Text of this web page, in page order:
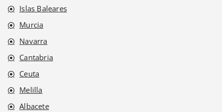
Islas Baleares
Murcia
Navarra
Cantabria
Ceuta
Melilla
Albacete